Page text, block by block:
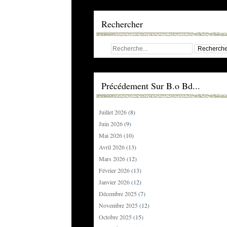
Rechercher
Précédement Sur B.o Bd...
Juillet 2026(8)
Juin 2026(9)
Mai 2026(10)
Avril 2026(13)
Mars 2026(12)
Février 2026(13)
Janvier 2026(12)
Décembre 2025 (7)
Novembre 2025 (12)
Octobre 2025 (15)